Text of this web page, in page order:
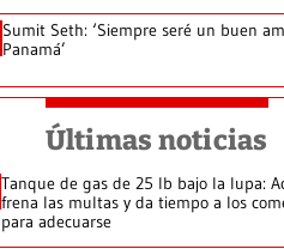
Sumit Seth: ‘Siempre seré un buen
Panamá’
Últimas noticias
Tanque de gas de 25 lb bajo la lupa:
frena las multas y da tiempo a los
para adecuarse